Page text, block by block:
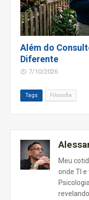
Além do
Diferente
7/10/2026
Tags Filosofia
Meu
onde TI